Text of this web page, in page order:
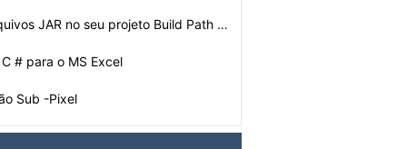
Como incluir arquivos JAR no seu projeto Build Path no …
# para o MS Excel
Sub -Pixel